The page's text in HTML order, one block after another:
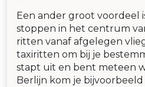
Een ander groot voordeel
stoppen in het centrum
ritten vanaf afgelegen
taxiritten om bij je
stapt uit en bent meteen
Berlijn kom je